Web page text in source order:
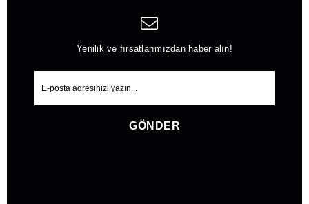
Yenilik ve fırsatlarımızdan haber alın!
GÖNDER